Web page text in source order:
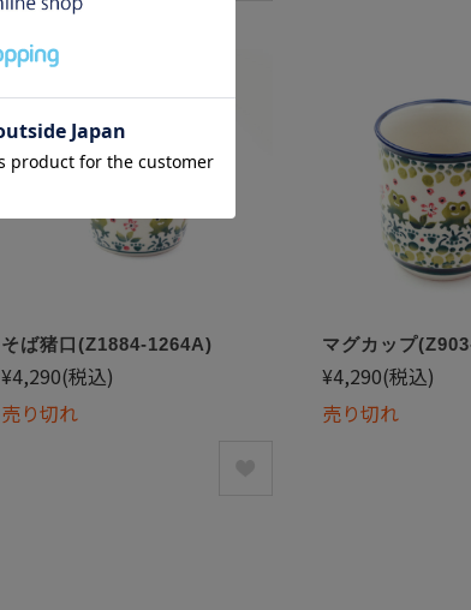
そば猪口(Z1884-1264A)
¥4,290(税込)
売り切れ
マグカップ
¥4,290(税込)
売り切れ